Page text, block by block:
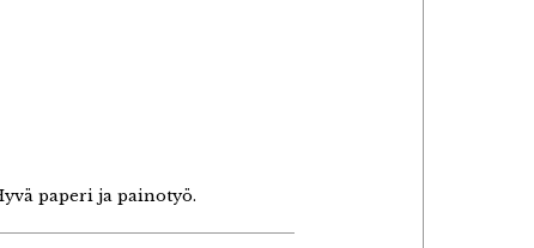
paperi ja painotyö.